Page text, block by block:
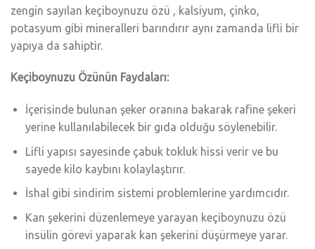
zengin sayılan keçiboynuzu özü , kalsiyum, çinko,
potasyum gibi mineralleri barındırır aynı zamanda lifli bir
yapıya da sahiptir.
Keçiboynuzu Özünün Faydaları:
İçerisinde bulunan şeker oranına bakarak rafine şekeri
yerine kullanılabilecek bir gıda olduğu söylenebilir.
Lifli yapısı sayesinde çabuk tokluk hissi verir ve bu
sayede kilo kaybını kolaylaştırır.
İshal gibi sindirim sistemi problemlerine yardımcıdır.
Kan şekerini düzenlemeye yarayan keçiboynuzu özü
insülin görevi yaparak kan şekerini düşürmeye yarar.